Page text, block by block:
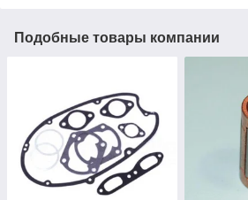
Подобные товары компании